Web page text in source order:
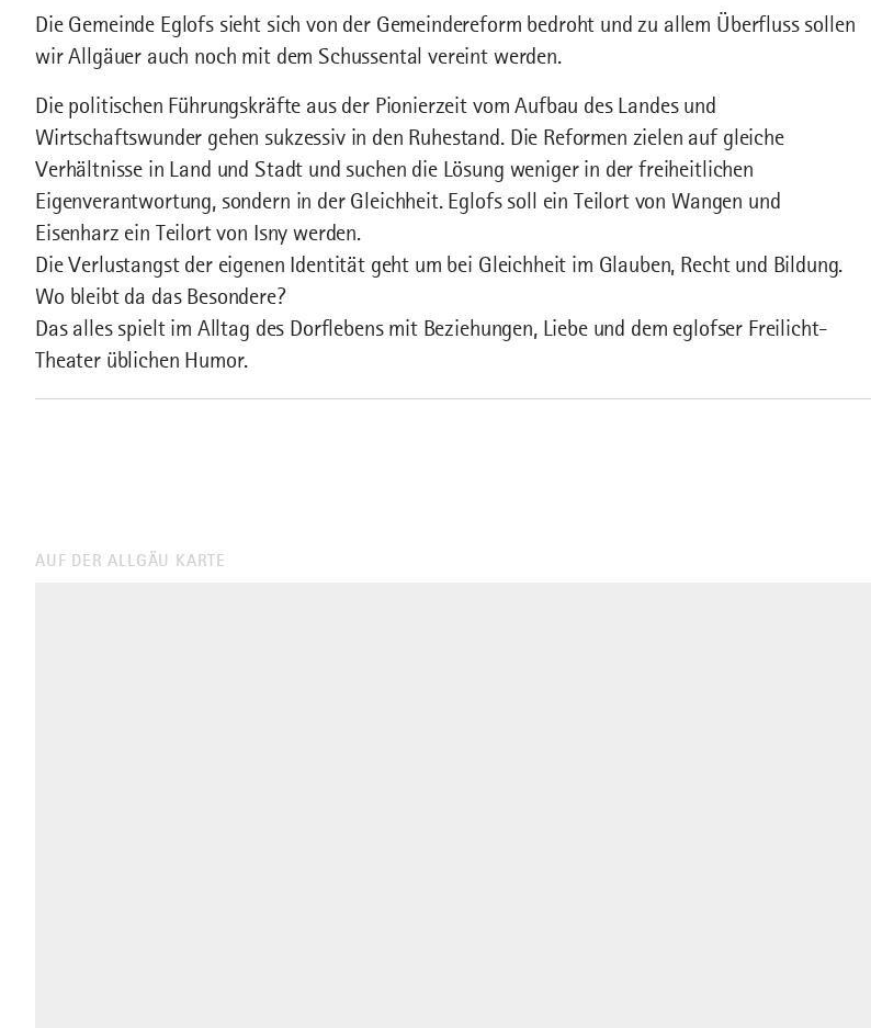
Die Gemeinde Eglofs sieht sich von der Gemeindereform bedroht und zu allem Überfluss sollen
wir Allgäuer auch noch mit dem Schussental vereint werden.
Die politischen Führungskräfte aus der Pionierzeit vom Aufbau des Landes und
Wirtschaftswunder gehen sukzessiv in den Ruhestand. Die Reformen zielen auf gleiche
Verhältnisse in Land und Stadt und suchen die Lösung weniger in der freiheitlichen
Eigenverantwortung, sondern in der Gleichheit. Eglofs soll ein Teilort von Wangen und
Eisenharz ein Teilort von Isny werden.
Die Verlustangst der eigenen Identität geht um bei Gleichheit im Glauben, Recht und Bildung.
Wo bleibt da das Besondere?
Das alles spielt im Alltag des Dorflebens mit Beziehungen, Liebe und dem eglofser Freilicht-
Theater üblichen Humor.
AUF DER ALLGÄU KARTE